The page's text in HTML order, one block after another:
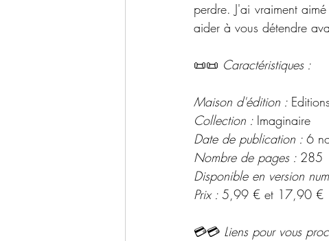
perdre. J'ai vraiment
aider à vous détendre
📜📜 Caractéristiques :
Maison d'édition :
Collection : Imaginaire
Date de publication : 6
Nombre de pages : 285
Disponible en version
Prix : 5,99 € et 17,90 €
💳💳 Liens pour vous